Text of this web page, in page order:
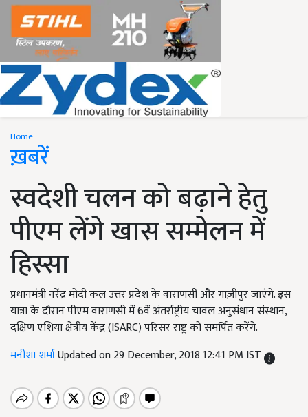
Home
ख़बरें
स्वदेशी चलन को बढ़ाने हेतु
पीएम लेंगे खास सम्मेलन में
हिस्सा
प्रधानमंत्री नरेंद्र मोदी कल उत्तर प्रदेश के वाराणसी और गाज़ीपुर जाएंगे. इस
यात्रा के दौरान पीएम वाराणसी में 6वें अंतर्राष्ट्रीय चावल अनुसंधान संस्थान,
दक्षिण एशिया क्षेत्रीय केंद्र (ISARC) परिसर राष्ट्र को समर्पित करेंगे.
मनीशा शर्माUpdated on 29 December, 2018 12:41 PM IST